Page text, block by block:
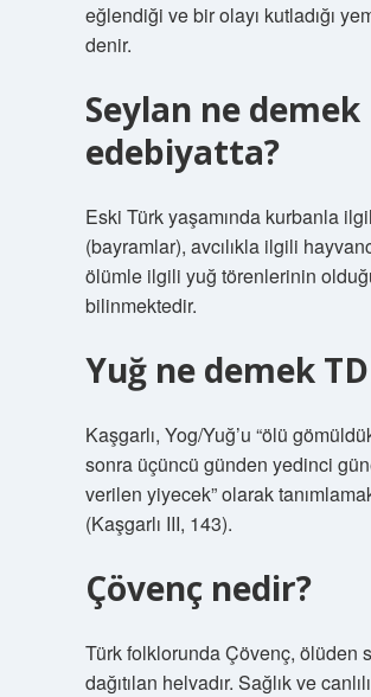
eğlendiği ve bir olayı kutladığı
denir.
Seylan ne demek
edebiyatta?
Eski Türk yaşamında kurbanla
(bayramlar), avcılıkla ilgili
ölümle ilgili yuğ törenlerinin
bilinmektedir.
Yuğ ne demek
Kaşgarlı, Yog/Yuğ’u “ölü
sonra üçüncü günden yedinci
verilen yiyecek” olarak
(Kaşgarlı III, 143).
Çövenç nedir?
Türk folklorunda Çövenç, ölüden
dağıtılan helvadır. Sağlık ve